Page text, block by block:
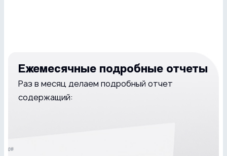
Ежемесячные подробные отчеты
Раз в месяц делаем подробный отчет
содержащий: